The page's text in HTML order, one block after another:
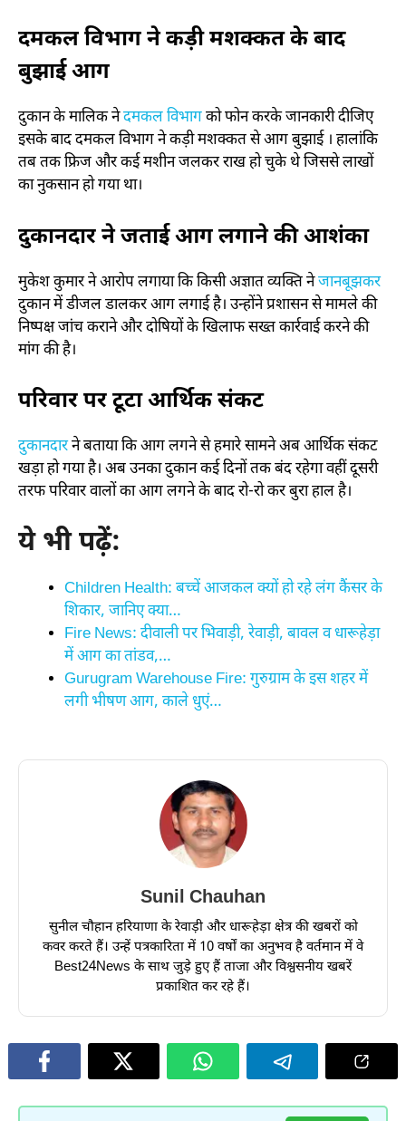
दमकल विभाग ने कड़ी मशक्कत के बाद
बुझाई आग
दुकान के मालिक नेदमकल विभागको फोन करके जानकारी दीजिए
इसके बाद दमकल विभाग ने कड़ी मशक्कत से आग बुझाई । हालांकि
तब तक फ्रिज और कई मशीन जलकर राख हो चुके थे जिससे लाखों
का नुकसान हो गया था।
दुकानदार ने जताई आग लगाने की आशंका
मुकेश कुमार ने आरोप लगाया कि किसी अज्ञात व्यक्ति नेजानबूझकर
दुकान में डीजल डालकर आग लगाई है। उन्होंने प्रशासन से मामले की
निष्पक्ष जांच कराने और दोषियों के खिलाफ सख्त कार्रवाई करने की
मांग की है।
परिवार पर टूटा आर्थिक संकट
दुकानदारने बताया कि आग लगने से हमारे सामने अब आर्थिक संकट
खड़ा हो गया है। अब उनका दुकान कई दिनों तक बंद रहेगा वहीं दूसरी
तरफ परिवार वालों का आग लगने के बाद रो-रो कर बुरा हाल है।
ये भी पढ़ें:
Children Health: बच्चें आजकल क्यों हो रहे लंग कैंसर के
शिकार, जानिए क्या…
Fire News: दीवाली पर भिवाड़ी, रेवाड़ी, बावल व धारूहेड़ा
में आग का तांडव,…
Gurugram Warehouse Fire: गुरुग्राम के इस शहर में
लगी भीषण आग, काले धुएं…
Sunil Chauhan
सुनील चौहान हरियाणा के रेवाड़ी और धारूहेड़ा क्षेत्र की खबरों को
कवर करते हैं। उन्हें पत्रकारिता में 10 वर्षों का अनुभव है वर्तमान में वे
Best24News के साथ जुड़े हुए हैं ताजा और विश्वसनीय खबरें
प्रकाशित कर रहे हैं।